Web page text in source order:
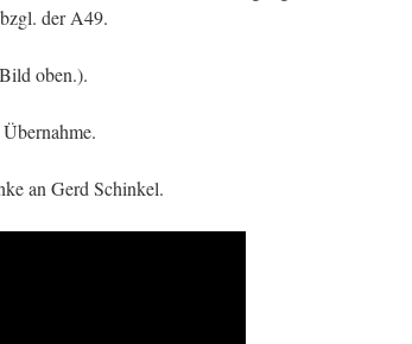
der A49.
oben.).
an Gerd Schinkel.